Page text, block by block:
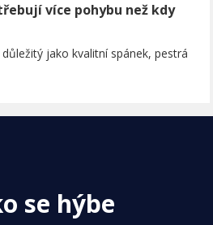
více pohybu než kdy
jako kvalitní spánek, pestrá
se hýbe